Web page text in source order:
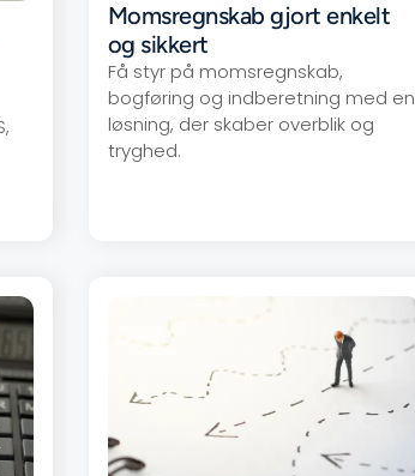
Momsregnskab gjort enkelt
og sikkert
Få styr på momsregnskab,
bogføring og indberetning med en
løsning, der skaber overblik og
tryghed.